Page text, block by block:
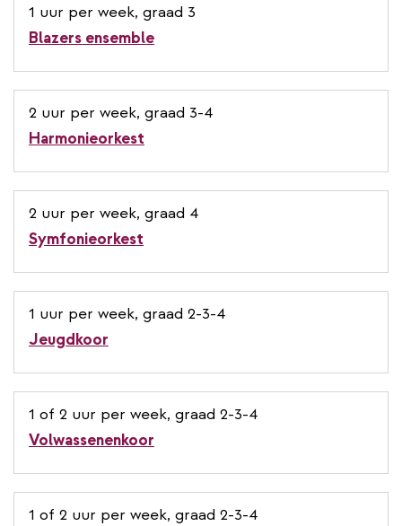
1 uur per week, graad 3
Blazers ensemble
2 uur per week, graad 3-4
Harmonieorkest
2 uur per week, graad 4
Symfonieorkest
1 uur per week, graad 2-3-4
Jeugdkoor
1 of 2 uur per week, graad 2-3-4
Volwassenenkoor
1 of 2 uur per week, graad 2-3-4